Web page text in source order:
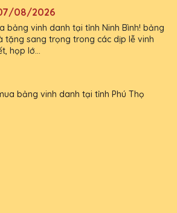
08/2026
bảng vinh danh tại tỉnh Ninh Bình! bảng
tặng sang trọng trong các dịp lễ vinh
họp lớ...